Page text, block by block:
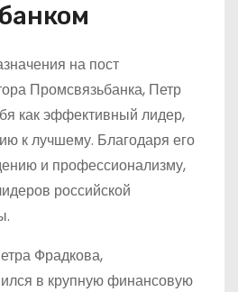
на пост
Промсвязьбанка, Петр
как эффективный лидер,
к лучшему. Благодаря его
и профессионализму,
российской
Фрадкова,
в крупную финансовую